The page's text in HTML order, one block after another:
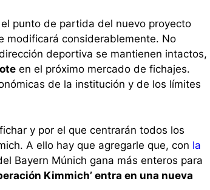
punto de partida del nuevo proyecto
modificará considerablemente. No
deportiva se mantienen intactos,
en el próximo mercado de fichajes.
de la institución y de los límites
y por el que centrarán todos los
A ello hay que agregarle que, con la
Bayern Múnich gana más enteros para
Kimmich’ entra en una nueva